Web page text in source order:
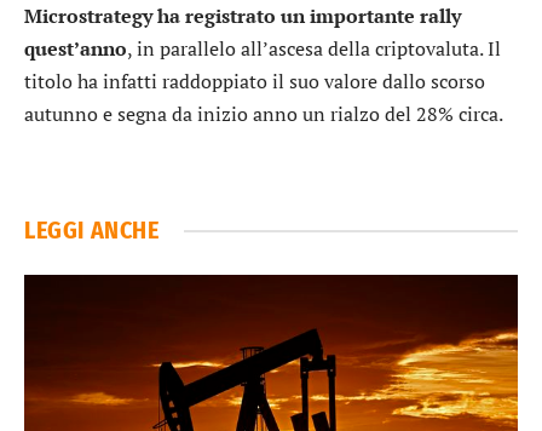
Microstrategy ha registrato un importante rally
quest’anno, in parallelo all’ascesa della criptovaluta. Il
titolo ha infatti raddoppiato il suo valore dallo scorso
autunno e segna da inizio anno un rialzo del 28% circa.
LEGGI ANCHE